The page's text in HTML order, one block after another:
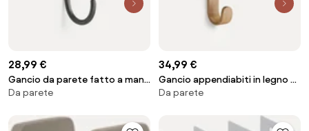
28,99 €
Gancio da parete fatto a mano
in ottone Curvature
Da parete
34,99 €
Gancio appendiabiti in legno di
quercia Woody
Da parete